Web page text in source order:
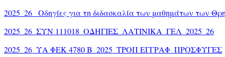
2025_26_ Οδηγίες για τη διδασκαλία των μαθημάτων των
2025_26_ΣΥΝ 111018_ΟΔΗΓΙΕΣ_ΛΑΤΙΝΙΚΑ_ΓΕΛ_2025_26
2025_26_ΥΑ ΦΕΚ 4780 Β_2025_ΤΡΟΠ ΕΓΓΡΑΦ_ΠΡΟΣΦΥΓΕΣ